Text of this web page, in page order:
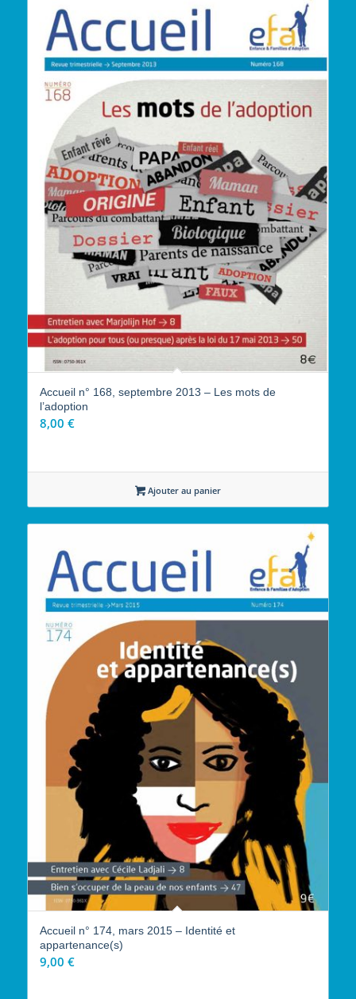
Accueil n° 168, septembre 2013 – Les mots de
l’adoption
8,00 €
Ajouter au panier
Accueil n° 174, mars 2015 – Identité et
appartenance(s)
9,00 €